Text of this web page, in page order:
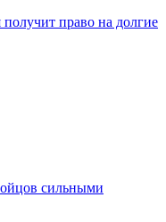
получит право на долгие
сильными